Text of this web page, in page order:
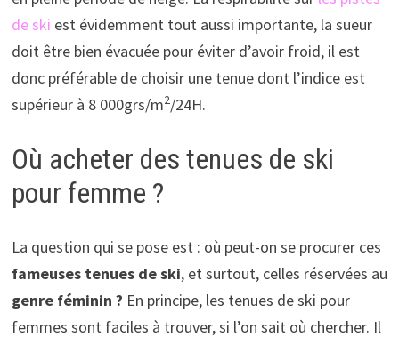
de ski est évidemment tout aussi importante, la sueur
doit être bien évacuée pour éviter d’avoir froid, il est
donc préférable de choisir une tenue dont l’indice est
supérieur à 8 000grs/m2/24H.
Où acheter des tenues de ski
pour femme ?
La question qui se pose est : où peut-on se procurer ces
fameuses tenues de ski, et surtout, celles réservées au
genre féminin ? En principe, les tenues de ski pour
femmes sont faciles à trouver, si l’on sait où chercher. Il